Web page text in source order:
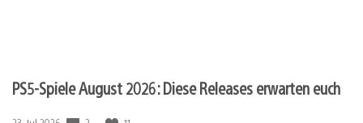
PS5-Spiele August 2026: Diese Releases erwarten euch